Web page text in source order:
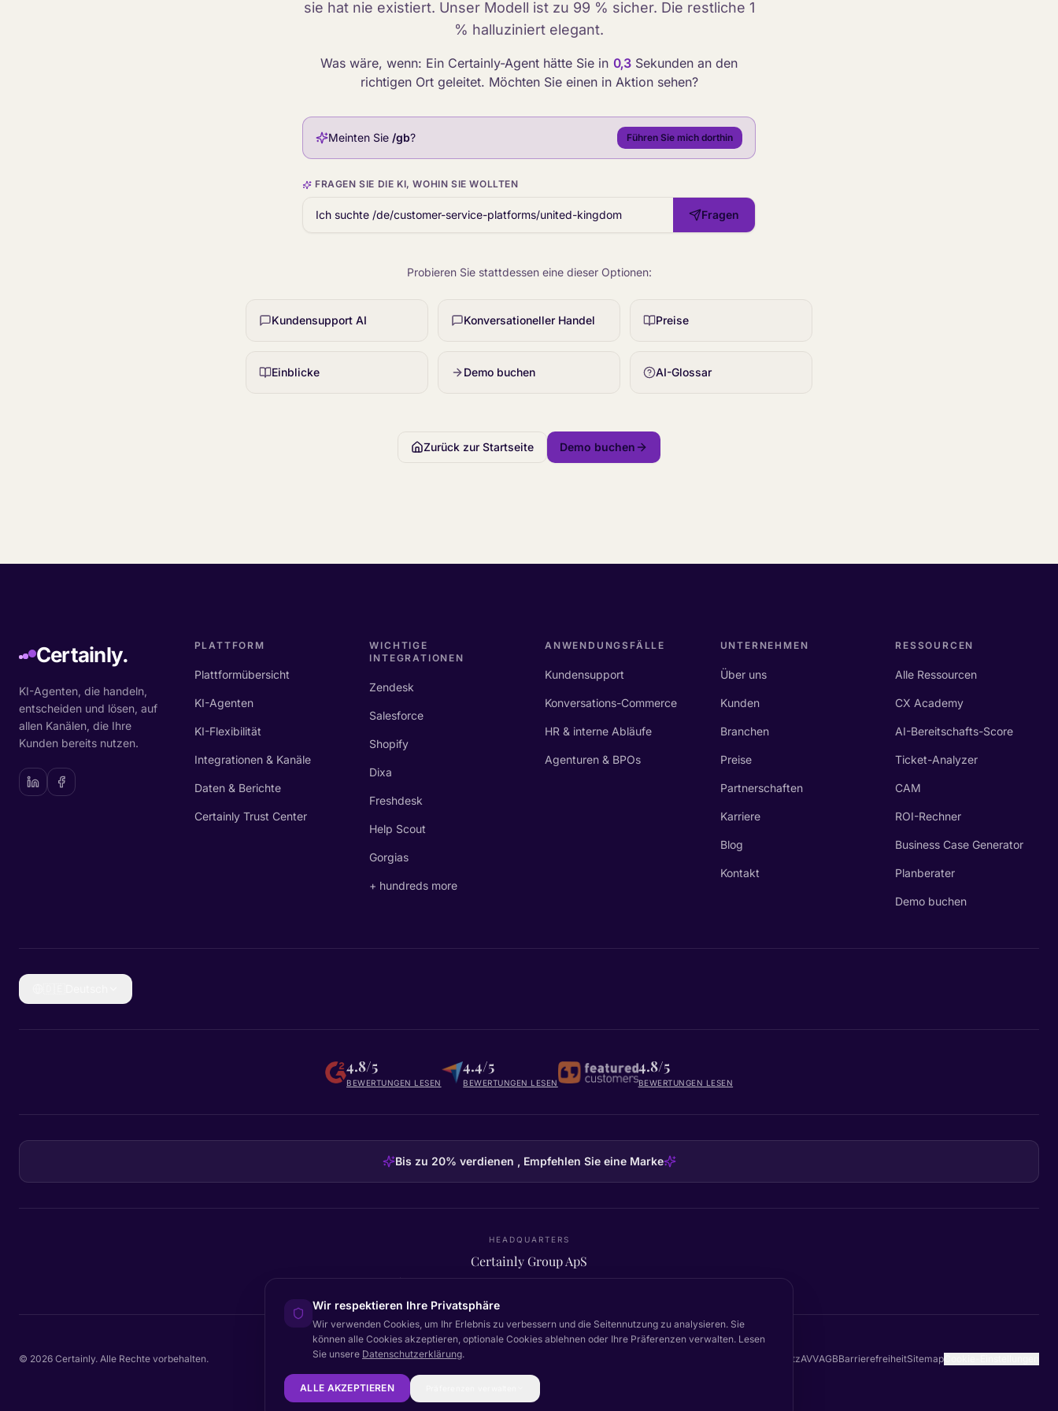
sie hat nie existiert. Unser Modell ist zu 99 % sicher. Die restliche 1
% halluziniert elegant.
Was wäre, wenn: Ein Certainly-Agent hätte Sie in 0,3 Sekunden an den
richtigen Ort geleitet. Möchten Sie einen in Aktion sehen?
Meinten Sie /gb? Führen Sie mich dorthin
FRAGEN SIE DIE KI, WOHIN SIE WOLLTEN
Fragen
Probieren Sie stattdessen eine dieser Optionen:
Kundensupport AI Konversationeller Handel Preise
Einblicke Demo buchen AI-Glossar
Zurück zur Startseite Demo buchen
Certainly.
KI-Agenten, die handeln,
entscheiden und lösen, auf
allen Kanälen, die Ihre
Kunden bereits nutzen.
PLATTFORM
Plattformübersicht
KI-Agenten
KI-Flexibilität
Integrationen & Kanäle
Daten & Berichte
Certainly Trust Center
WICHTIGE
INTEGRATIONEN
Zendesk
Salesforce
Shopify
Dixa
Freshdesk
Help Scout
Gorgias
+ hundreds more
ANWENDUNGSFÄLLE
Kundensupport
Konversations-Commerce
HR & interne Abläufe
Agenturen & BPOs
UNTERNEHMEN
Über uns
Kunden
Branchen
Preise
Partnerschaften
Karriere
Blog
Kontakt
RESSOURCEN
Alle Ressourcen
CX Academy
AI-Bereitschafts-Score
Ticket-Analyzer
CAM
ROI-Rechner
Business Case Generator
Planberater
Demo buchen
4.8/5
BEWERTUNGEN LESEN
4.4/5
BEWERTUNGEN LESEN
4.8/5
BEWERTUNGEN LESEN
Bis zu 20% verdienen , Empfehlen Sie eine Marke
HEADQUARTERS
Certainly Group ApS
C/O GRROW, Pilestræde 52A · 1112 København K · Denmark
Nach oben
© 2026 Certainly. Alle Rechte vorbehalten.
DatenschutzAVVAGBBarrierefreiheitSitemap
Wir respektieren Ihre Privatsphäre
Wir verwenden Cookies, um Ihr Erlebnis zu verbessern und die Seitennutzung zu analysieren. Sie
können alle Cookies akzeptieren, optionale Cookies ablehnen oder Ihre Präferenzen verwalten. Lesen
Sie unsere Datenschutzerklärung.
ALLE AKZEPTIEREN